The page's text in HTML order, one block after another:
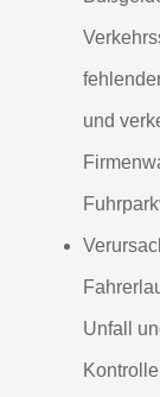
und
Unfall